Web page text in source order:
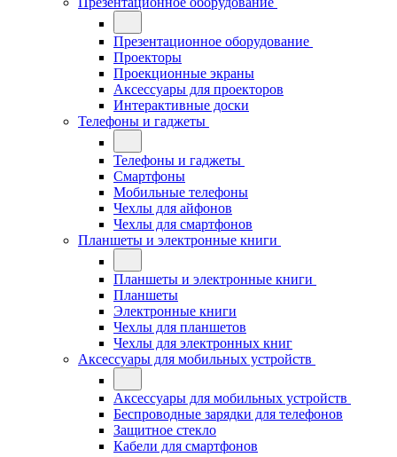
Презентационное оборудование
Проекторы
Проекционные экраны
Аксессуары для проекторов
Интерактивные доски
Телефоны и гаджеты
Телефоны и гаджеты
Смартфоны
Мобильные телефоны
Чехлы для айфонов
Чехлы для смартфонов
Планшеты и электронные книги
Планшеты и электронные книги
Планшеты
Электронные книги
Чехлы для планшетов
Чехлы для электронных книг
Аксессуары для мобильных устройств
Аксессуары для мобильных устройств
Беспроводные зарядки для телефонов
Защитное стекло
Кабели для смартфонов